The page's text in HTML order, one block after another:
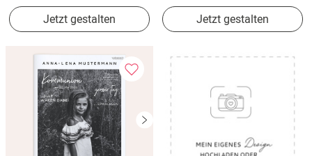
Jetzt gestalten Jetzt gestalten